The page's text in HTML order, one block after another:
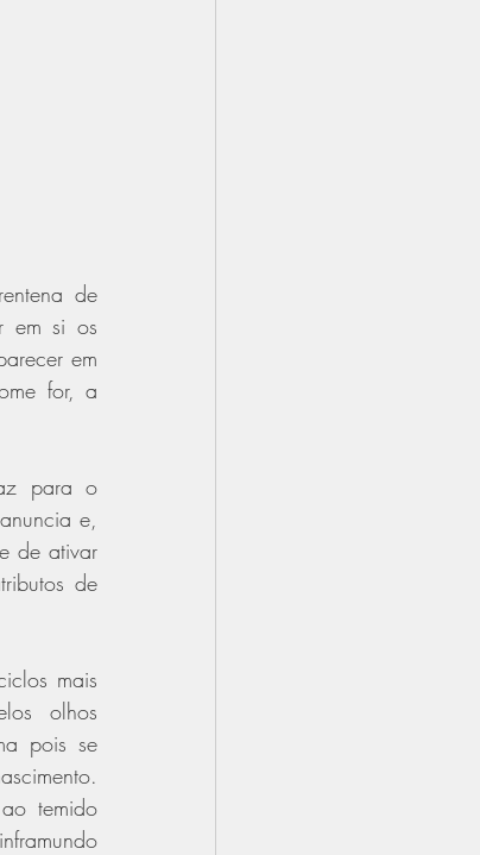
de
em si os
em
for, a
para o
e,
de ativar
de
mais
olhos
pois se
temido